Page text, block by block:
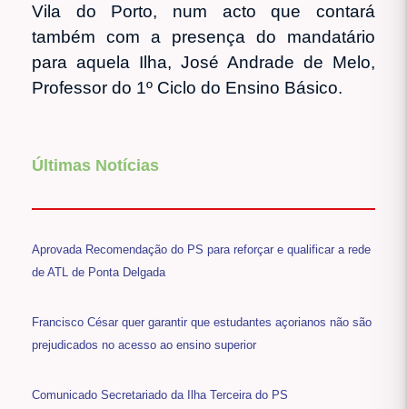
Vila do Porto, num acto que contará
também com a presença do mandatário
para aquela Ilha, José Andrade de Melo,
Professor do 1º Ciclo do Ensino Básico.
Últimas Notícias
Aprovada Recomendação do PS para reforçar e qualificar a rede
de ATL de Ponta Delgada
Francisco César quer garantir que estudantes açorianos não são
prejudicados no acesso ao ensino superior
Comunicado Secretariado da Ilha Terceira do PS